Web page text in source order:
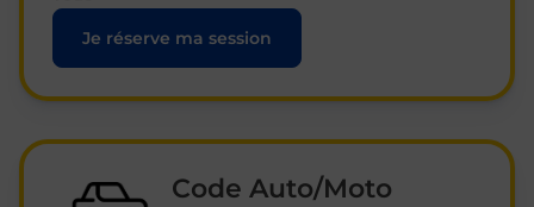
Je réserve ma session
Code Auto/Moto